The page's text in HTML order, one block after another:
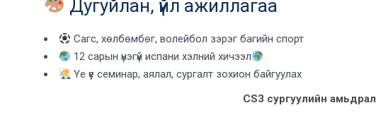
Дугуйлан, үйл ажиллагаа
Сагс, хөлбөмбөг, волейбол зэрэг багийн спорт
12 сарын үнэгүй испани хэлний хичээл
Үе үе семинар, аялал, сургалт зохион байгуулах
CS3 сургуулийн амьдрал